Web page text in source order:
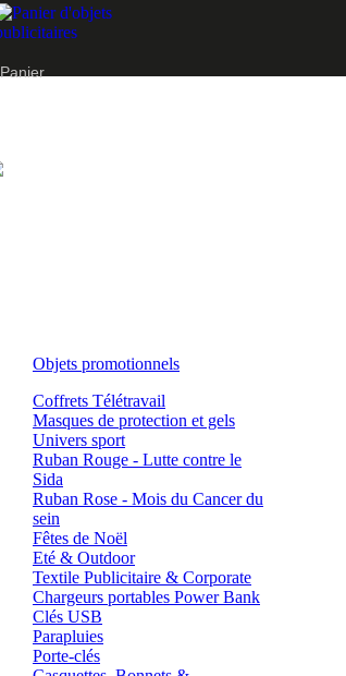
Panier
Objets promotionnels
Coffrets Télétravail
Masques de protection et gels
Univers sport
Ruban Rouge - Lutte contre le
Sida
Ruban Rose - Mois du Cancer du
sein
Fêtes de Noël
Eté & Outdoor
Textile Publicitaire & Corporate
Chargeurs portables Power Bank
Clés USB
Parapluies
Porte-clés